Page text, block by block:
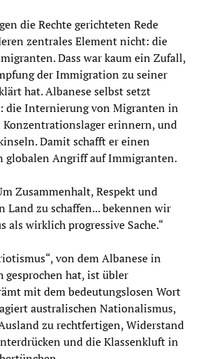
die Rechte gerichteten Rede
zentrales Element nicht: die
Dass war kaum ein Zufall,
der Immigration zu seiner
hat. Albanese selbst setzt
die Internierung von Migranten in
Konzentrationslager erinnern, und
Damit schafft er einen
globalen Angriff auf Immigranten.
Zusammenhalt, Respekt und
Land zu schaffen... bekennen wir
als wirklich progressive Sache.“
von dem Albanese in
gesprochen hat, ist übler
mit dem bedeutungslosen Wort
australischen Nationalismus,
zu rechtfertigen, Widerstand
und die Klassenkluft in